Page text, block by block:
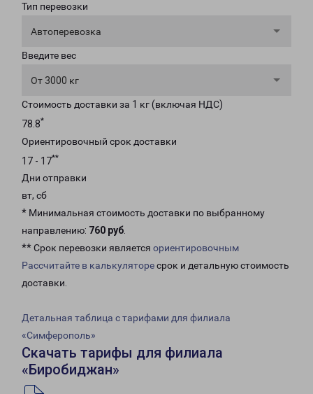
Тип перевозки
Автоперевозка
Введите вес
От 3000 кг
Стоимость доставки за 1 кг (включая НДС)
78.8*
Ориентировочный срок доставки
17 - 17**
Дни отправки
вт, сб
* Минимальная стоимость доставки по выбранному
направлению: 760 руб.
** Срок перевозки является ориентировочным
Рассчитайте в калькуляторесрок и детальную стоимость
доставки.
Детальная таблица с тарифами для филиала
«Симферополь»
Скачать тарифы для филиала
«Биробиджан»